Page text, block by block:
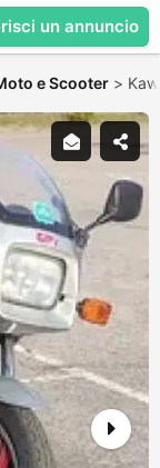
un annuncio
e Scooter >